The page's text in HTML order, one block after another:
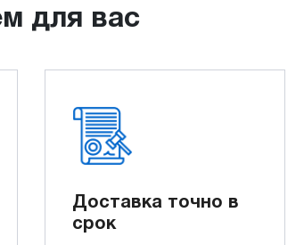
для вас
Доставка точно в
срок